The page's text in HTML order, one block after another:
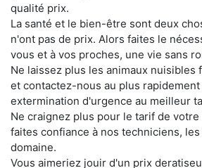
qualité prix.
La santé et le bien-être sont deux
n'ont pas de prix. Alors faites le
vous et à vos proches, une vie sans
Ne laissez plus les animaux nuisibles
et contactez-nous au plus
extermination d'urgence au meilleur
Ne craignez plus pour le tarif de
faites confiance à nos techniciens,
domaine.
Vous aimeriez jouir d'un prix